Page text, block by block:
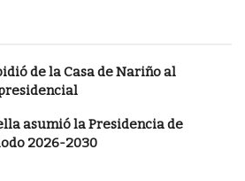
de la Casa de Nariño al
asumió la Presidencia de
2026-2030